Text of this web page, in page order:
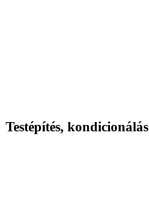
Testépítés, kondicionálás